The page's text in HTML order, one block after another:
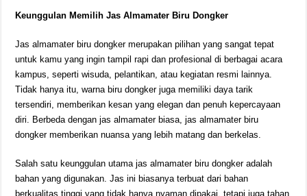
Keunggulan Memilih Jas Almamater Biru Dongker
Jas almamater biru dongker merupakan pilihan yang sangat tepat
untuk kamu yang ingin tampil rapi dan profesional di berbagai acara
kampus, seperti wisuda, pelantikan, atau kegiatan resmi lainnya.
Tidak hanya itu, warna biru dongker juga memiliki daya tarik
tersendiri, memberikan kesan yang elegan dan penuh kepercayaan
diri. Berbeda dengan jas almamater biasa, jas almamater biru
dongker memberikan nuansa yang lebih matang dan berkelas.
Salah satu keunggulan utama jas almamater biru dongker adalah
bahan yang digunakan. Jas ini biasanya terbuat dari bahan
berkualitas tinggi yang tidak hanya nyaman dipakai, tetapi juga tahan